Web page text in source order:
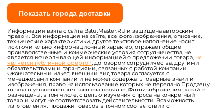
Показать города доставки
Информация взята с сайта BatutMaster.RU и защищена авторским
правом. Вся информация на сайте, все фотоизображения, описание,
технические характеристики, другое текстовое наполнение носит
исключительно информационный характер, отражает общие
производственные и коммерческие условия сотрудничества, не
является исчерпывающей информацией о предложении товара, не
является публичной офертой, договором сотрудничества, другими
обязательствами и гарантиями, связанных с работой компании.
Окончательный макет, внешний вид товара согласуется с
менеджерами компании и не может содержать товарные знаки и
изображения, право на использование которых не передано Продавцу
товара в установленном законом порядке. Фотоизображения на сайте
размещены, в том числе, с целью изучения спроса на конкретный
товар и могут не соответствовать действительности. Возможность
изготовления, продажи товаров в точном соответствии с